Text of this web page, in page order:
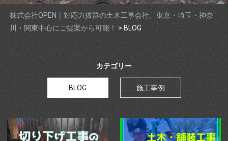
株式会社OPEN｜対応力抜群の土木工事会社、東京・埼玉・神奈
川・関東中心にご提案から可能！
> BLOG
カテゴリー
BLOG 施工事例